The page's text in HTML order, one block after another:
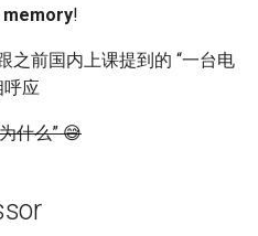
ASPLOS23 Kodan
NSDI24 Serval
!
之前国内上课提到的 “一台电
呼应
什么” 😅